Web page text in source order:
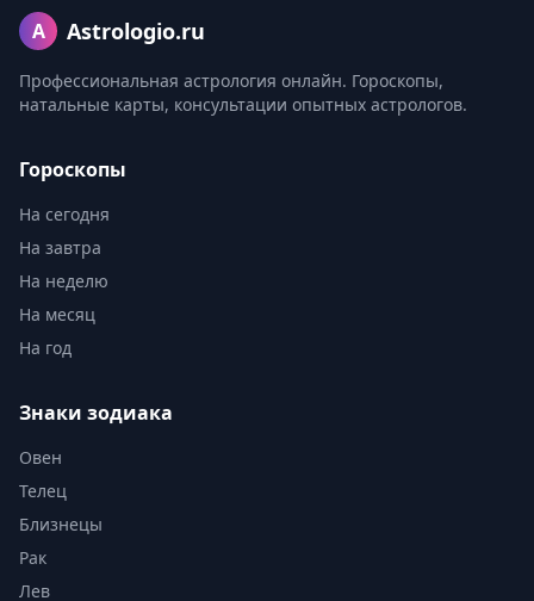
A Astrologio.ru
Профессиональная астрология онлайн. Гороскопы,
натальные карты, консультации опытных астрологов.
Гороскопы
На сегодня
На завтра
На неделю
На месяц
На год
Знаки зодиака
Овен
Телец
Близнецы
Рак
Лев